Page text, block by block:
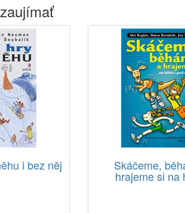
i bez něj Skáčeme,
hrajeme si na